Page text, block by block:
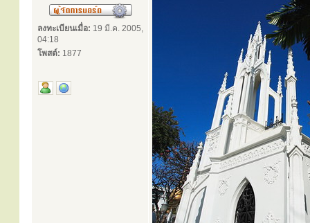
ลงทะเบียนเมื่อ: 19 มี.ค. 2005,
04:18
โพสต์: 1877